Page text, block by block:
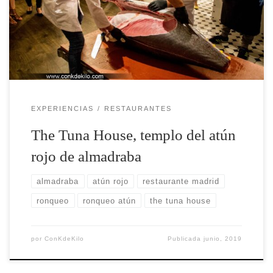
mientras se realiza el despiece del mismo. Los
atunes se trasladan entre abril y junio del
Océano […]
EXPERIENCIAS RESTAURANTES
The Tuna House, templo del atún
rojo de almadraba
almadraba atún rojo restaurante madrid
ronqueo ronqueo atún the tuna house
por ConKdeKilo Publicadajunio, 2019